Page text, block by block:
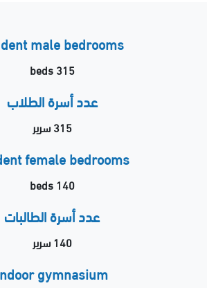
male bedrooms
315 beds
عدد أسرة الطلاب
315 سرير
female bedrooms
140 beds
عدد أسرة الطالبات
140 سرير
gymnasium